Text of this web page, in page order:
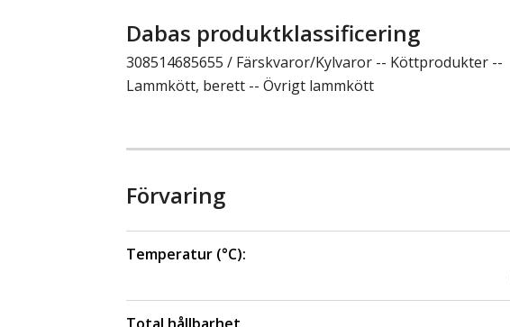
Dabas produktklassificering
308514685655 / Färskvaror/Kylvaror -- Köttprodukter --
Lammkött, berett -- Övrigt lammkött
Förvaring
Temperatur (°C):